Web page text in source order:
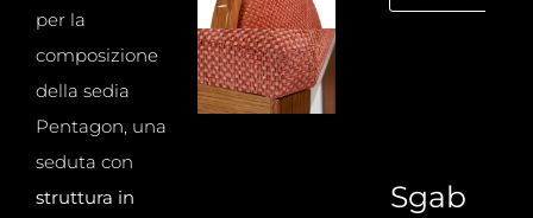
per la
composizione
della sedia
Pentagon, una
seduta con
struttura in
Sgab